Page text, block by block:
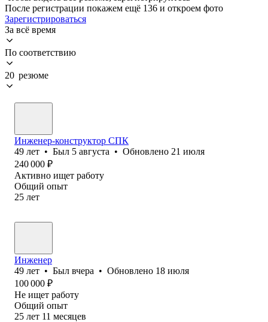
После регистрации покажем ещё 136 и откроем фото
Зарегистрироваться
За всё время
По соответствию
20 резюме
Инженер-конструктор СПК
49 лет • Был 5 августа • Обновлено 21 июля
240 000 ₽
Активно ищет работу
Общий опыт
25 лет
Инженер
49 лет • Был вчера • Обновлено 18 июля
100 000 ₽
Не ищет работу
Общий опыт
25 лет 11 месяцев